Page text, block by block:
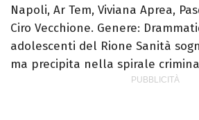
Napoli, Ar Tem, Viviana Aprea,
Ciro Vecchione. Genere:
adolescenti del Rione Sanità
ma precipita nella spirale